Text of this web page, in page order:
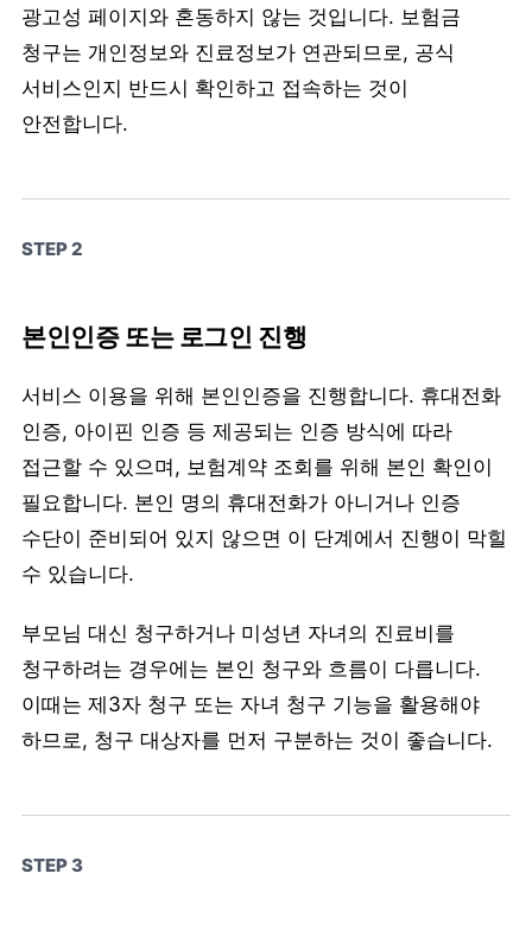
광고성 페이지와 혼동하지 않는 것입니다. 보험금
청구는 개인정보와 진료정보가 연관되므로, 공식
서비스인지 반드시 확인하고 접속하는 것이
안전합니다.
STEP 2
본인인증 또는 로그인 진행
서비스 이용을 위해 본인인증을 진행합니다. 휴대전화
인증, 아이핀 인증 등 제공되는 인증 방식에 따라
접근할 수 있으며, 보험계약 조회를 위해 본인 확인이
필요합니다. 본인 명의 휴대전화가 아니거나 인증
수단이 준비되어 있지 않으면 이 단계에서 진행이 막힐
수 있습니다.
부모님 대신 청구하거나 미성년 자녀의 진료비를
청구하려는 경우에는 본인 청구와 흐름이 다릅니다.
이때는 제3자 청구 또는 자녀 청구 기능을 활용해야
하므로, 청구 대상자를 먼저 구분하는 것이 좋습니다.
STEP 3